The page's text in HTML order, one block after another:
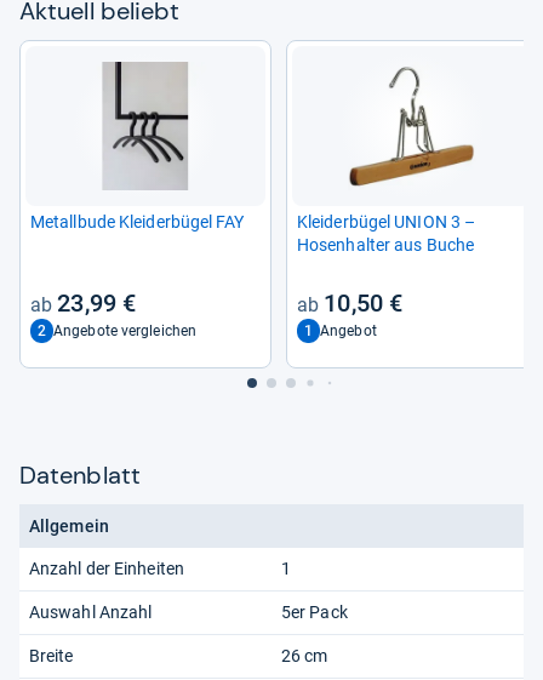
Aktu­ell beliebt
Metall­bude Klei­der­bü­gel FAY
23,99 €
2 Angebote vergleichen
Klei­der­bü­gel UNION 3 –
Hosen­hal­ter aus Buche
10,50 €
1 Angebot
Datenblatt
Allgemein
Anzahl der Einheiten 1
Auswahl Anzahl 5er Pack
Breite 26 cm